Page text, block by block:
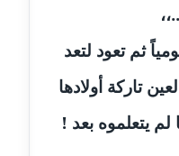
ثم تعود لتعد
تاركة أولادها
لم يتعلموه بعد !